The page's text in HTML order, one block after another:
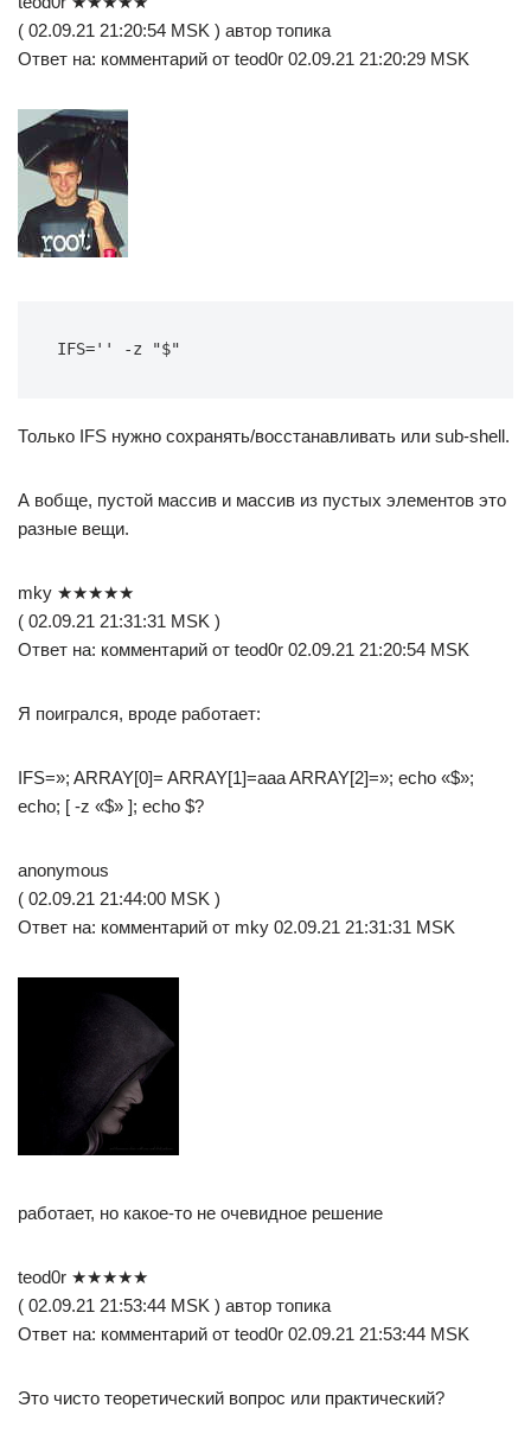
( 02.09.21 21:20:54 MSK ) автор топика
Ответ на: комментарий от teod0r 02.09.21 21:20:29 MSK
IFS='' -z "$"
Только IFS нужно сохранять/восстанавливать или sub-shell.
А вобще, пустой массив и массив из пустых элементов это
разные вещи.
mky ★★★★★
( 02.09.21 21:31:31 MSK )
Ответ на: комментарий от teod0r 02.09.21 21:20:54 MSK
Я поигрался, вроде работает:
IFS=»; ARRAY[0]= ARRAY[1]=aaa ARRAY[2]=»; echo «$»;
echo; [ -z «$» ]; echo $?
anonymous
( 02.09.21 21:44:00 MSK )
Ответ на: комментарий от mky 02.09.21 21:31:31 MSK
работает, но какое-то не очевидное решение
teod0r ★★★★★
( 02.09.21 21:53:44 MSK ) автор топика
Ответ на: комментарий от teod0r 02.09.21 21:53:44 MSK
Это чисто теоретический вопрос или практический?